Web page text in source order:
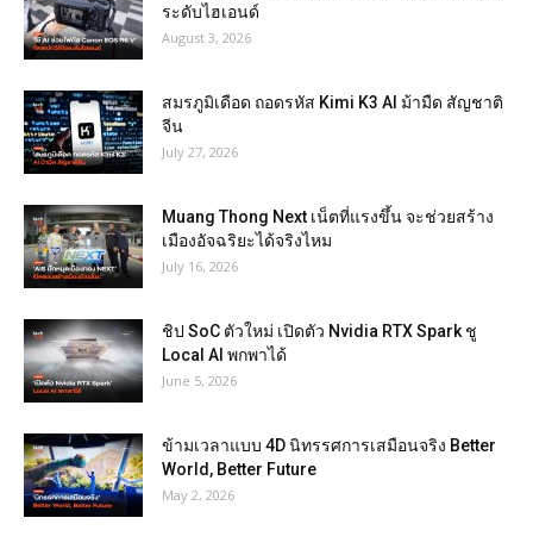
ระดับไฮเอนด์
August 3, 2026
สมรภูมิเดือด ถอดรหัส Kimi K3 AI ม้ามืด สัญชาติ
จีน
July 27, 2026
Muang Thong Next เน็ตที่แรงขึ้น จะช่วยสร้าง
เมืองอัจฉริยะได้จริงไหม
July 16, 2026
ชิป SoC ตัวใหม่ เปิดตัว Nvidia RTX Spark ชู
Local AI พกพาได้
June 5, 2026
ข้ามเวลาแบบ 4D นิทรรศการเสมือนจริง Better
World, Better Future
May 2, 2026